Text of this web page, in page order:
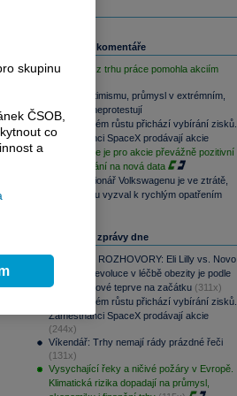
Související komentáře
Slabá data z trhu práce pomohla akciím
Akcie v optimismu, průmysl v extrémním,
dluhopisy neprotestují
Po raketovém růstu přichází vybírání zisků.
Zaměstnanci SpaceX prodávají akcie
Závěr týdne je pro akcie převážně pozitivní
při vyčkávání na nová data
Hlavní akcionář Volkswagenu je ve ztrátě,
automobilku vyzval k rychlým opatřením
Nejčtenější zprávy dne
PODCAST ROZHOVORY: Eli Lilly vs. Novo
Nordisk. Revoluce v léčbě obezity je podle
MUDr. Kunové teprve na začátku (311x)
Po raketovém růstu přichází vybírání zisků.
Zaměstnanci SpaceX prodávají akcie
(244x)
Víkendář: Trhy nemají rády prázdné řeči
(131x)
Vysychající řeky a ničivé požáry v Evropě.
Klimatická rizika dopadají na průmysl,
skupinu
ČSOB,
co
a